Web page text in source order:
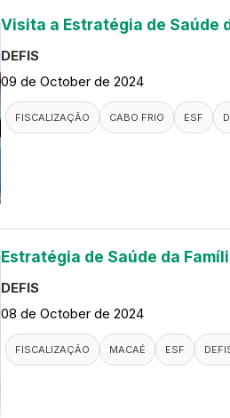
Visita a Estratégia de Saúde
DEFIS
09 de October de 2024
FISCALIZAÇÃO CABO FRIO ESF
Estratégia de Saúde da
DEFIS
08 de October de 2024
FISCALIZAÇÃO MACAÉ ESF